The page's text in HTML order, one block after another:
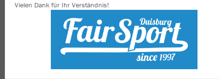
Vielen Dank für Ihr Verständnis!
Alle ablehnen
mehr Infos
Datenschutz
Impressum